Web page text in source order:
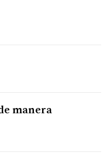
manera